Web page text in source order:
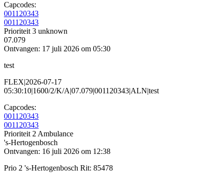
Capcodes:
001120343
001120343
Prioriteit 3 unknown
07.079
Ontvangen: 17 juli 2026 om 05:30
test
FLEX|2026-07-17
05:30:10|1600/2/K/A|07.079|001120343|ALN|test
Capcodes:
001120343
001120343
Prioriteit 2 Ambulance
's-Hertogenbosch
Ontvangen: 16 juli 2026 om 12:38
Prio 2 's-Hertogenbosch Rit: 85478